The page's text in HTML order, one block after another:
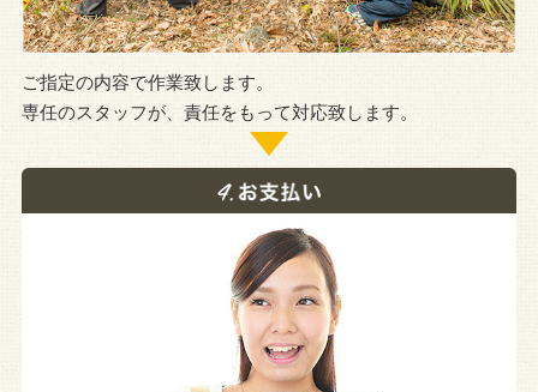
ご指定の内容で作業致します。
専任のスタッフが、責任をもって対応致します。